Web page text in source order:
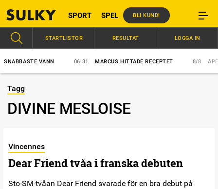
SPORT SPEL BLI KUND!
VANN 06:31 MARCUS HITTADE RECEPTET 8/8 APEX
STARTLISTOR RESULTAT LOGGA IN
Tagg
DIVINE MESLOISE
Vincennes
Dear Friend tvåa i franska debuten
Sto-SM-tvåan Dear Friend svarade för en bra debut på